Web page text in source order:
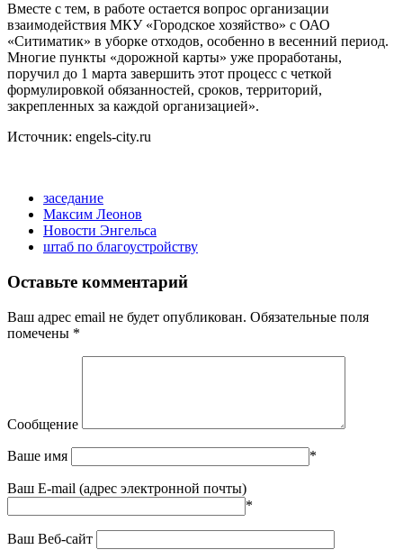
Вместе с тем, в работе остается вопрос организации
взаимодействия МКУ «Городское хозяйство» с ОАО
«Ситиматик» в уборке отходов, особенно в весенний период.
Многие пункты «дорожной карты» уже проработаны,
поручил до 1 марта завершить этот процесс с четкой
формулировкой обязанностей, сроков, территорий,
закрепленных за каждой организацией».
Источник: engels-city.ru
заседание
Максим Леонов
Новости Энгельса
штаб по благоустройству
Оставьте комментарий
Ваш адрес email не будет опубликован. Обязательные поля
помечены *
Сообщение
Ваше имя *
Ваш E-mail (адрес электронной почты)
*
Ваш Веб-сайт